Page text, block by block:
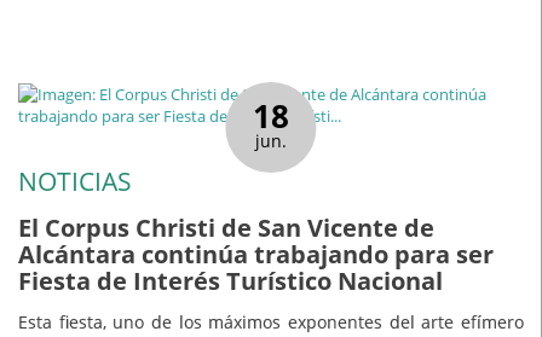
18
jun.
NOTICIAS
El Corpus Christi de San Vicente de
Alcántara continúa trabajando para ser
Fiesta de Interés Turístico Nacional
Esta fiesta, uno de los máximos exponentes del arte efímero